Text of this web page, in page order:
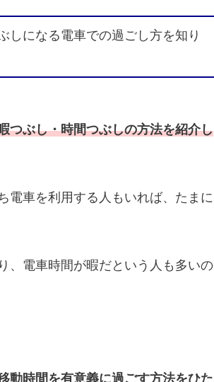
しになる電車での過ごし方を知り
つぶし・時間つぶしの方法を紹介し
電車を利用する人もいれば、たまに
、電車時間が暇だという人も多いの
動時間を有意義に過ごす方法をひた